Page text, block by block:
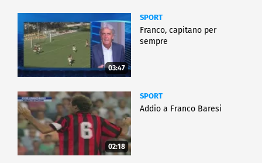
03:47
SPORT
Franco, capitano per
sempre
02:18
SPORT
Addio a Franco Baresi